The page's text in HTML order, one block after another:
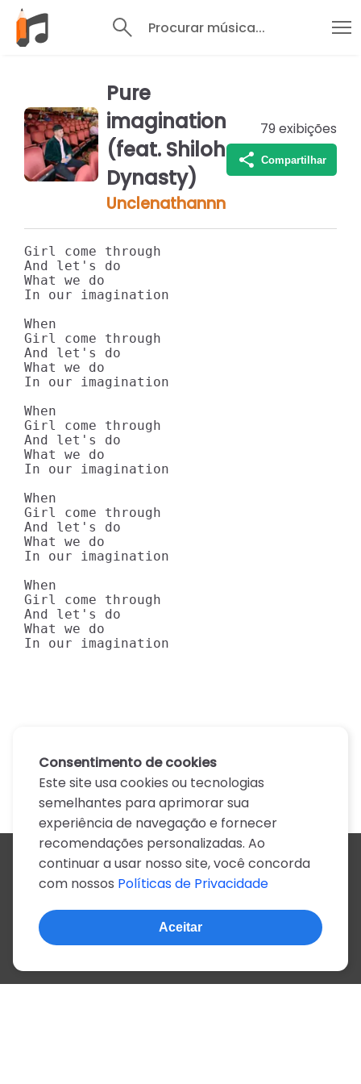
Procurar música...
Pure
imagination
(feat. Shiloh
Dynasty)
Unclenathannn
79 exibições
Compartilhar
Girl come through
And let's do
What we do
In our imagination
When
Girl come through
And let's do
What we do
In our imagination
When
Girl come through
And let's do
What we do
In our imagination
When
Girl come through
And let's do
What we do
In our imagination
When
Girl come through
And let's do
What we do
In our imagination
Todos os artistas
A
B C D E F G H I J
N
O P Q R S T U V W X
Z
0-9
© 2022, mais de 2 milhões de cifras e letras
Consentimento de cookies
Este site usa cookies ou tecnologias
semelhantes para aprimorar sua
experiência de navegação e fornecer
recomendações personalizadas. Ao
continuar a usar nosso site, você concorda
com nossos Políticas de Privacidade
Aceitar